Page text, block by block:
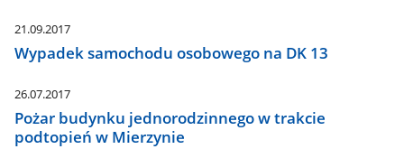
21.09.2017
Wypadek samochodu osobowego na DK 13
26.07.2017
Pożar budynku jednorodzinnego w trakcie
podtopień w Mierzynie